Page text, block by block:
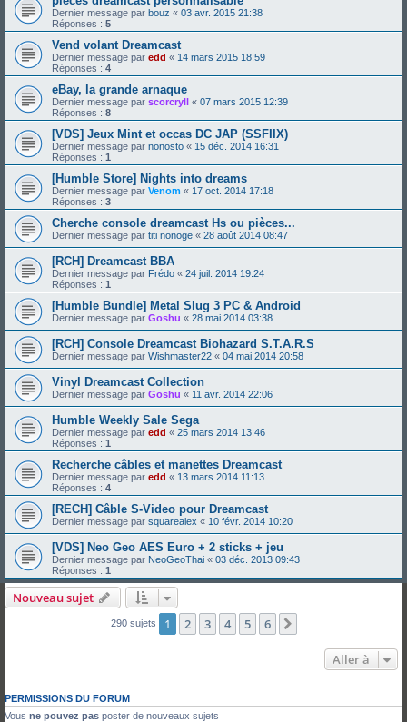
Dernier message par bouz « 03 avr. 2015 21:38
Réponses : 5
Vend volant Dreamcast
Dernier message par edd « 14 mars 2015 18:59
Réponses : 4
eBay, la grande arnaque
Dernier message par scorcryll « 07 mars 2015 12:39
Réponses : 8
[VDS] Jeux Mint et occas DC JAP (SSFIIX)
Dernier message par nonosto « 15 déc. 2014 16:31
Réponses : 1
[Humble Store] Nights into dreams
Dernier message par Venom « 17 oct. 2014 17:18
Réponses : 3
Cherche console dreamcast Hs ou pièces...
Dernier message par titi nonoge « 28 août 2014 08:47
[RCH] Dreamcast BBA
Dernier message par Frédo « 24 juil. 2014 19:24
Réponses : 1
[Humble Bundle] Metal Slug 3 PC & Android
Dernier message par Goshu « 28 mai 2014 03:38
[RCH] Console Dreamcast Biohazard S.T.A.R.S
Dernier message par Wishmaster22 « 04 mai 2014 20:58
Vinyl Dreamcast Collection
Dernier message par Goshu « 11 avr. 2014 22:06
Humble Weekly Sale Sega
Dernier message par edd « 25 mars 2014 13:46
Réponses : 1
Recherche câbles et manettes Dreamcast
Dernier message par edd « 13 mars 2014 11:13
Réponses : 4
[RECH] Câble S-Video pour Dreamcast
Dernier message par squarealex « 10 févr. 2014 10:20
[VDS] Neo Geo AES Euro + 2 sticks + jeu
Dernier message par NeoGeoThai « 03 déc. 2013 09:43
Réponses : 1
Nouveau sujet
290 sujets 1 2 3 4 5 6
Aller à
PERMISSIONS DU FORUM
Vous ne pouvez pas poster de nouveaux sujets